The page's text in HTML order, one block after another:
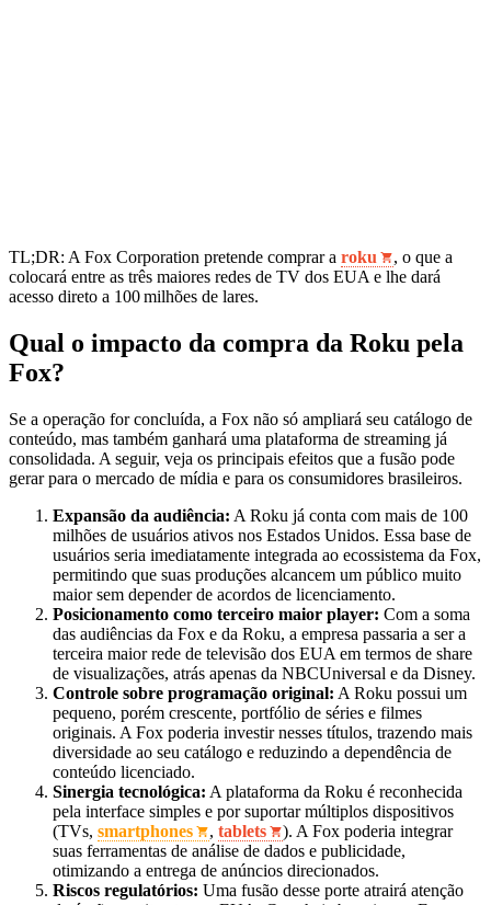
TL;DR: A Fox Corporation pretende comprar a roku
, o que a
colocará entre as três maiores redes de TV dos EUA e lhe dará
acesso direto a 100 milhões de lares.
Qual o impacto da compra da Roku pela
Fox?
Se a operação for concluída, a Fox não só ampliará seu catálogo de
conteúdo, mas também ganhará uma plataforma de streaming já
consolidada. A seguir, veja os principais efeitos que a fusão pode
gerar para o mercado de mídia e para os consumidores brasileiros.
Expansão da audiência: A Roku já conta com mais de 100
milhões de usuários ativos nos Estados Unidos. Essa base de
usuários seria imediatamente integrada ao ecossistema da Fox,
permitindo que suas produções alcancem um público muito
maior sem depender de acordos de licenciamento.
Posicionamento como terceiro maior player: Com a soma
das audiências da Fox e da Roku, a empresa passaria a ser a
terceira maior rede de televisão dos EUA em termos de share
de visualizações, atrás apenas da NBCUniversal e da Disney.
Controle sobre programação original: A Roku possui um
pequeno, porém crescente, portfólio de séries e filmes
originais. A Fox poderia investir nesses títulos, trazendo mais
diversidade ao seu catálogo e reduzindo a dependência de
conteúdo licenciado.
Sinergia tecnológica: A plataforma da Roku é reconhecida
pela interface simples e por suportar múltiplos dispositivos
(TVs, smartphones , tablets
). A Fox poderia integrar
suas ferramentas de análise de dados e publicidade,
otimizando a entrega de anúncios direcionados.
Riscos regulatórios: Uma fusão desse porte atrairá atenção